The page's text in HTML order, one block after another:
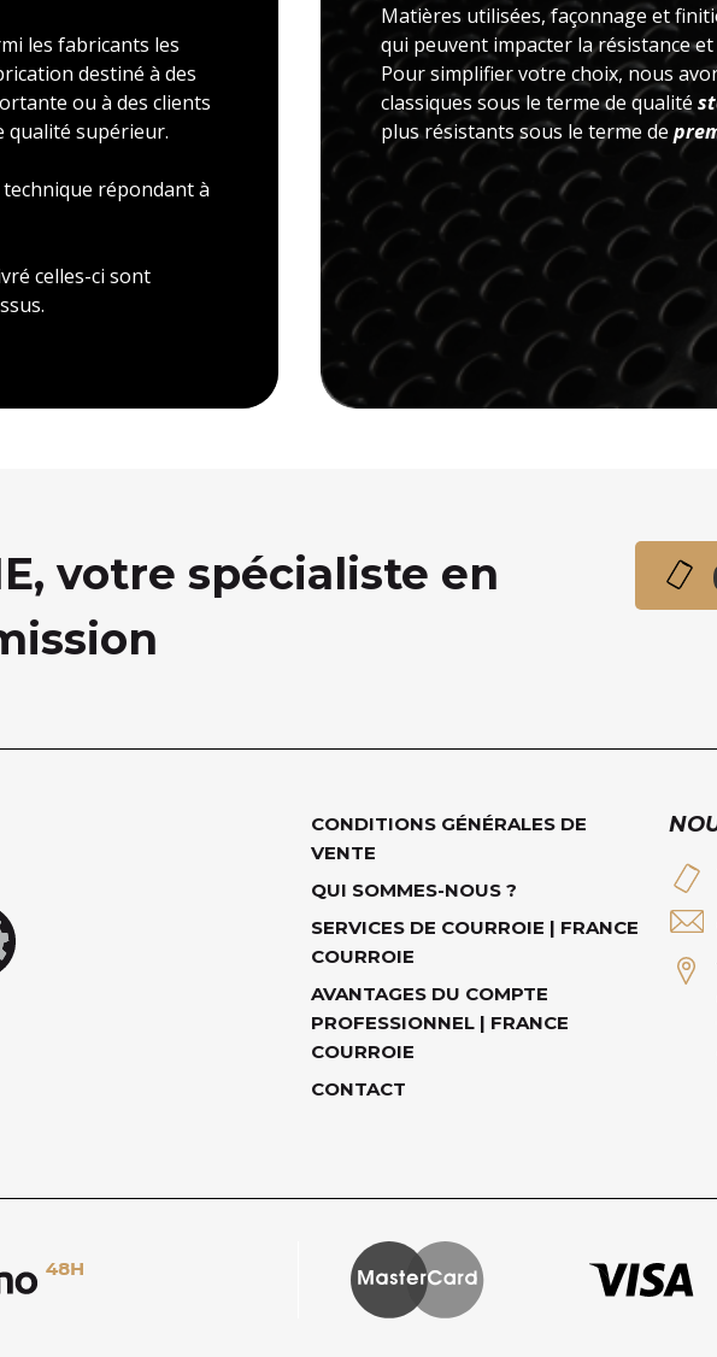
les fabricants les
destiné à des
ou à des clients
qualité supérieur.
répondant à
celles-ci sont
Matières utilisées, façonnage et
qui peuvent impacter la résistance
Pour simplifier votre choix, nous
classiques sous le terme de qualité
plus résistants sous le terme de
votre spécialiste en
CONDITIONS GÉNÉRALES DE
VENTE
QUI SOMMES-NOUS ?
SERVICES DE COURROIE | FRANCE
COURROIE
AVANTAGES DU COMPTE
PROFESSIONNEL | FRANCE
COURROIE
CONTACT